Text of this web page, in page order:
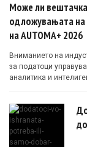
Може ли
одложувањата на
на AUTOMA+ 2026
Вниманието на
за податоци
аналитика и